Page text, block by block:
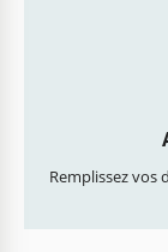
Remplissez vos